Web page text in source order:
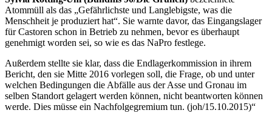
Atommüll als das „Gefährlichste und Langlebigste, was die
Menschheit je produziert hat“. Sie warnte davor, das Eingangslager
für Castoren schon in Betrieb zu nehmen, bevor es überhaupt
genehmigt worden sei, so wie es das NaPro festlege.
Außerdem stellte sie klar, dass die Endlagerkommission in ihrem
Bericht, den sie Mitte 2016 vorlegen soll, die Frage, ob und unter
welchen Bedingungen die Abfälle aus der Asse und Gronau im
selben Standort gelagert werden können, nicht beantworten können
werde. Dies müsse ein Nachfolgegremium tun. (joh/15.10.2015)“